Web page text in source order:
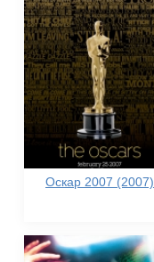
Оскар 2007 (2007)